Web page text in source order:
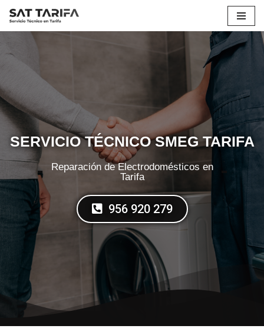
Saltar
SERVICIO TÉCNICO SMEG TARIFA
Reparación de Electrodomésticos en
Tarifa
956 920 279